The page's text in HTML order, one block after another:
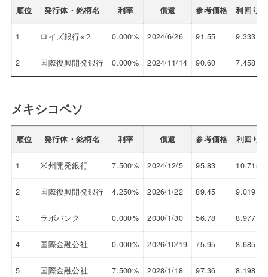
順位 発行体・銘柄名 利率 償還 参考価格 利回り
1 ロイズ銀行※２ 0.000% 2024/6/26 91.55 9.333
2 国際復興開発銀行 0.000% 2024/11/14 90.60 7.458
メキシコペソ
順位 発行体・銘柄名 利率 償還 参考価格 利回り
1 米州開発銀行 7.500% 2024/12/5 95.83 10.718
2 国際復興開発銀行 4.250% 2026/1/22 89.45 9.019
3 ラボバンク 0.000% 2030/1/30 56.78 8.977
4 国際金融公社 0.000% 2026/10/19 75.95 8.685
5 国際金融公社 7.500% 2028/1/18 97.36 8.198